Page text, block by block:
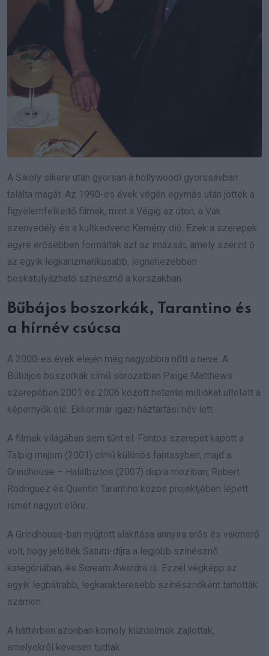
A Sikoly sikere után gyorsan a hollywoodi gyorssávban
találta magát. Az 1990-es évek végén egymás után jöttek a
figyelemfelkeltő filmek, mint a Végig az úton, a Vak
szenvedély és a kultkedvenc Kemény dió. Ezek a szerepek
egyre erősebben formálták azt az imázsát, amely szerint ő
az egyik legkarizmatikusabb, legnehezebben
beskatulyázható színésznő a korszakban.
Bűbájos boszorkák, Tarantino és
a hírnév csúcsa
A 2000-es évek elején még nagyobbra nőtt a neve. A
Bűbájos boszorkák című sorozatban Paige Matthews
szerepében 2001 és 2006 között hetente milliókat ültetett a
képernyők elé. Ekkor már igazi háztartási név lett.
A filmek világában sem tűnt el. Fontos szerepet kapott a
Talpig majom (2001) című különös fantasyben, majd a
Grindhouse – Halálbiztos (2007) dupla moziban, Robert
Rodriguez és Quentin Tarantino közös projektjében lépett
ismét nagyot előre.
A Grindhouse-ban nyújtott alakítása annyira erős és vakmerő
volt, hogy jelölték Saturn-díjra a legjobb színésznő
kategóriában, és Scream Awardra is. Ezzel végképp az
egyik legbátrabb, legkarakteresebb színésznőként tartották
számon.
A háttérben azonban komoly küzdelmek zajlottak,
amelyekről kevesen tudtak.